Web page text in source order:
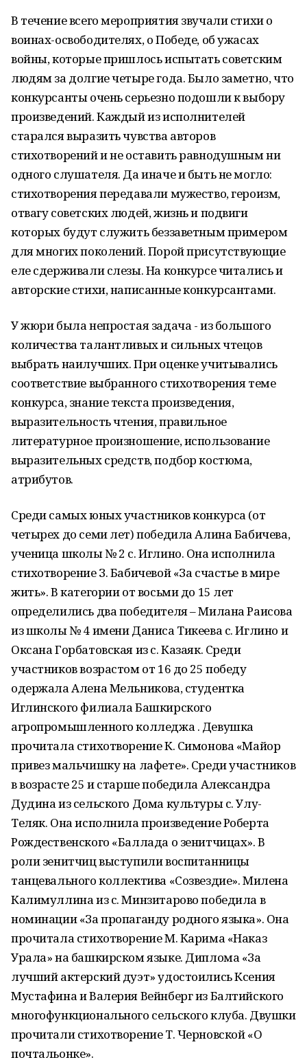
В течение всего мероприятия звучали стихи о
воинах-освободителях, о Победе, об ужасах
войны, которые пришлось испытать советским
людям за долгие четыре года. Было заметно, что
конкурсанты очень серьезно подошли к выбору
произведений. Каждый из исполнителей
старался выразить чувства авторов
стихотворений и не оставить равнодушным ни
одного слушателя. Да иначе и быть не могло:
стихотворения передавали мужество, героизм,
отвагу советских людей, жизнь и подвиги
которых будут служить беззаветным примером
для многих поколений. Порой присутствующие
еле сдерживали слезы. На конкурсе читались и
авторские стихи, написанные конкурсантами.
У жюри была непростая задача - из большого
количества талантливых и сильных чтецов
выбрать наилучших. При оценке учитывались
соответствие выбранного стихотворения теме
конкурса, знание текста произведения,
выразительность чтения, правильное
литературное произношение, использование
выразительных средств, подбор костюма,
атрибутов.
Среди самых юных участников конкурса (от
четырех до семи лет) победила Алина Бабичева,
ученица школы № 2 с. Иглино. Она исполнила
стихотворение З. Бабичевой «За счастье в мире
жить». В категории от восьми до 15 лет
определились два победителя – Милана Раисова
из школы № 4 имени Даниса Тикеева с. Иглино и
Оксана Горбатовская из с. Казаяк. Среди
участников возрастом от 16 до 25 победу
одержала Алена Мельникова, студентка
Иглинского филиала Башкирского
агропромышленного колледжа . Девушка
прочитала стихотворение К. Симонова «Майор
привез мальчишку на лафете». Среди участников
в возрасте 25 и старше победила Александра
Дудина из сельского Дома культуры с. Улу-
Теляк. Она исполнила произведение Роберта
Рождественского «Баллада о зенитчицах». В
роли зенитчиц выступили воспитанницы
танцевального коллектива «Созвездие». Милена
Калимуллина из с. Минзитарово победила в
номинации «За пропаганду родного языка». Она
прочитала стихотворение М. Карима «Наказ
Урала» на башкирском языке. Диплома «За
лучший актерский дуэт» удостоились Ксения
Мустафина и Валерия Вейнберг из Балтийского
многофункционального сельского клуба. Двушки
прочитали стихотворение Т. Черновской «О
почтальонке».